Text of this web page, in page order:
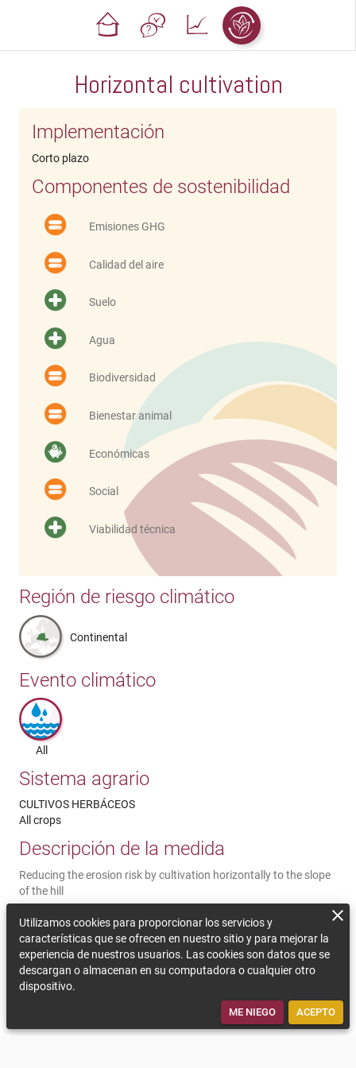
Horizontal cultivation
Implementación
Corto plazo
Componentes de sostenibilidad
Emisiones GHG
Calidad del aire
Suelo
Agua
Biodiversidad
Bienestar animal
Económicas
Social
Viabilidad técnica
Región de riesgo climático
Continental
Evento climático
All
Sistema agrario
CULTIVOS HERBÁCEOS
All crops
Descripción de la medida
Reducing the erosion risk by cultivation horizontally to the slope
of the hill
Comentarios sobre la sostenibilidad
By cultivating horizontally to the hill, soil erosion caused by
heavy rainfall can be reduced. The tractor tracks and the plant
rows cultivated horizontally to the hill reduce the running off of
water so the topsoil is kept on the field. The water can infiltrate
and avoids the running off of nutrients and pesticides.
Utilizamos cookies para proporcionar los servicios y
características que se ofrecen en nuestro sitio y para mejorar la
experiencia de nuestros usuarios. Las cookies son datos que se
descargan o almacenan en su computadora o cualquier otro
dispositivo.
ME NIEGO ACEPTO